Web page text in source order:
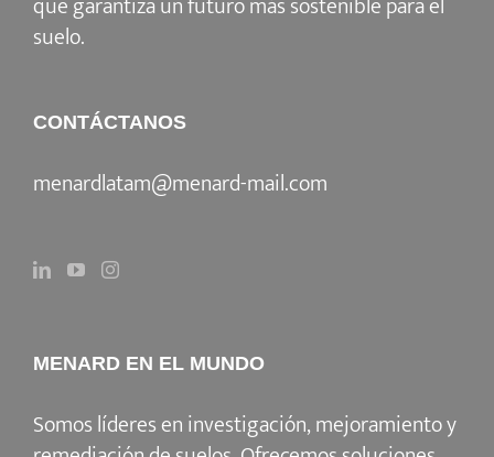
suelo.
CONTÁCTANOS
menardlatam@menard-mail.com
MENARD EN EL MUNDO
Somos líderes en investigación, mejoramiento y